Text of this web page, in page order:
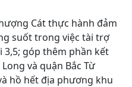
Cát thực hành đảm
suốt trong việc tài trợ
góp thêm phần kết
và quận Bắc Từ
hồ hết địa phương khu